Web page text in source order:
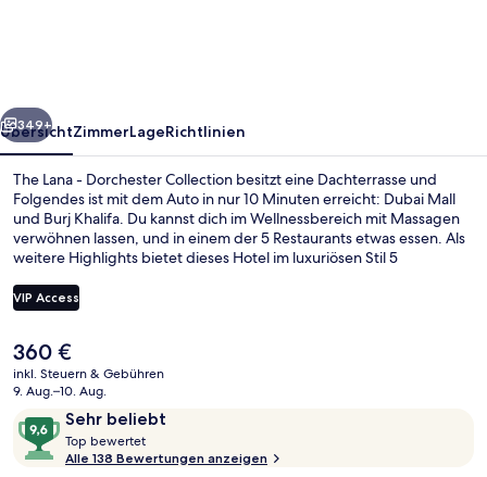
Weiter
349+
ÜbersichtZimmerLageRichtlinien
The Lana - Dorchester Collection besitzt eine Dachterrasse und
Folgendes ist mit dem Auto in nur 10 Minuten erreicht: Dubai Mall
und Burj Khalifa. Du kannst dich im Wellnessbereich mit Massagen
verwöhnen lassen, und in einem der 5 Restaurants etwas essen. Als
weitere Highlights bietet dieses Hotel im luxuriösen Stil 5
VIP Access
Der
aktuelle
Preis
360 €.
360 €
inkl. Steuern & Gebühren
9. Aug.–10. Aug.
Bewertungen
Sehr beliebt
9,6
von
10,
Top bewertet
o
Alle 138 Bewertungen anzeigen